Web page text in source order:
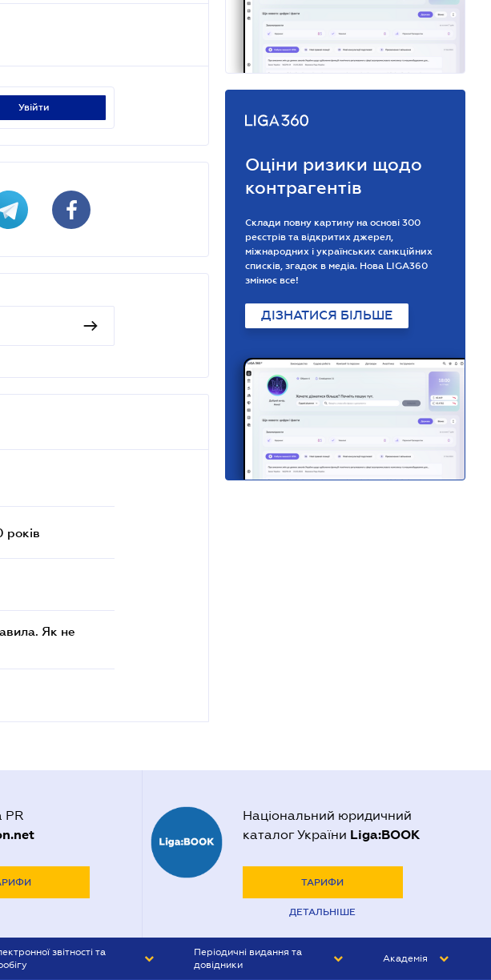
увійти
років
Як не
Оціни ризики щодо
контрагентів
Склади повну картину на основі 300
реєстрів та відкритих джерел,
міжнародних і українських санкційних
списків, згадок в медіа. Нова LIGA360
змінює все!
ДІЗНАТИСЯ БІЛЬШЕ
PR
Національний юридичний
каталог України Liga:BOOK
ТАРИФИ
ДЕТАЛЬНІШЕ
звітності та
Періодичні видання та
довідники
Академія